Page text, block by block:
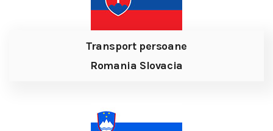
Transport persoane
Romania Slovacia